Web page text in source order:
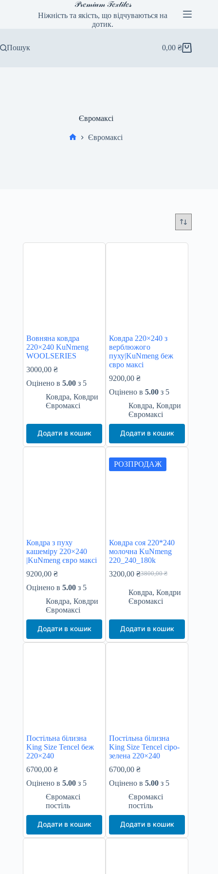
𝒫𝓇𝑒𝓂𝒾𝓊𝓂 𝒯𝑒𝓍𝓉𝒾𝓁𝑒𝓈
Ніжність та якість, що відчуваються на
дотик.
Пошук Кошик
0,00₴
Євромаксі
Євромаксі
Вовняна ковдра
220×240 KuNmeng
WOOLSERIES
3000,00₴
Оцінено в5.00 з 5
Ковдра,Ковдри
Євромаксі
Додати в кошик
Ковдра 220×240 з
верблюжого
пуху|KuNmeng беж
євро максі
9200,00₴
Оцінено в5.00 з 5
Ковдра,Ковдри
Євромаксі
Додати в кошик
Ковдра з пуху
кашеміру 220×240
|KuNmeng євро максі
9200,00₴
Оцінено в5.00 з 5
Ковдра,Ковдри
Євромаксі
Додати в кошик
РОЗПРОДАЖ
Ковдра соя 220*240
молочна KuNmeng
220_240_180k
3800,00₴
Оригінальна
3800,00 ₴.
3200,00₴Поточна
3200,00 ₴.
Ковдра,Ковдри
Євромаксі
Додати в кошик
Постільна білизна
King Size Tencel беж
220×240
6700,00₴
Оцінено в5.00 з 5
Євромаксі
постіль
Додати в кошик
Постільна білизна
King Size Tencel сіро-
зелена 220×240
6700,00₴
Оцінено в5.00 з 5
Євромаксі
постіль
Додати в кошик